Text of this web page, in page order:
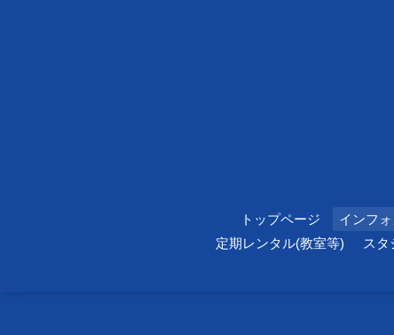
トップページ インフ
定期レンタル(教室等)
スタ